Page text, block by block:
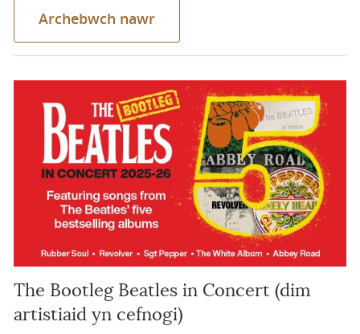
Archebwch nawr
The Bootleg Beatles in Concert (dim
artistiaid yn cefnogi)